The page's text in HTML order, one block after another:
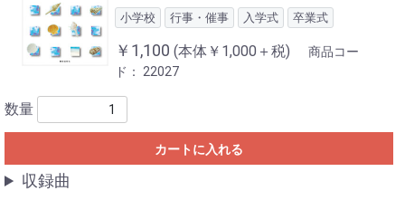
小学校 行事・催事 入学式 卒業式
￥1,100 (本体￥1,000＋税)
商品コー
ド： 22027
数量
カートに入れる
収録曲